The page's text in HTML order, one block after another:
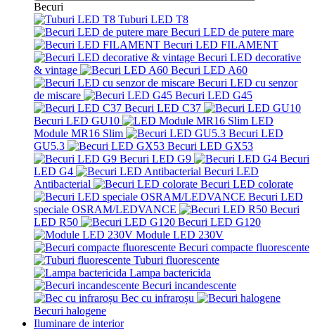
Becuri
Tuburi LED T8
Becuri LED de putere mare
Becuri LED FILAMENT
Becuri LED decorative
& vintage
Becuri LED A60
Becuri LED cu senzor
de miscare
Becuri LED G45
Becuri LED C37
Becuri LED GU10
LED
Module MR16 Slim
Becuri LED
GU5.3
Becuri LED GX53
Becuri LED G9
Becuri
LED G4
Becuri LED
Antibacterial
Becuri LED colorate
Becuri LED
speciale OSRAM/LEDVANCE
Becuri
LED R50
Becuri LED G120
Module LED 230V
Becuri compacte fluorescente
Tuburi fluorescente
Lampa bactericida
Becuri incandescente
Bec cu infraroșu
Becuri halogene
Iluminare de interior